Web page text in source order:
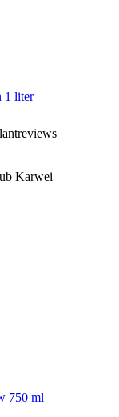
1 liter
Karwei
750 ml